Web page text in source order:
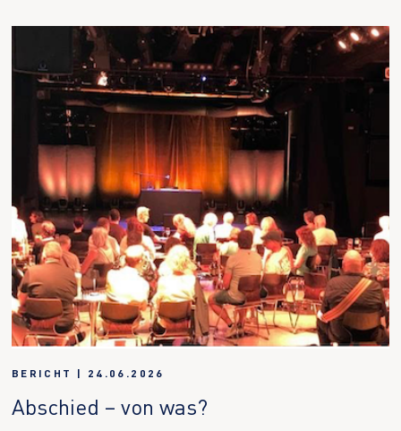
BERICHT | 24.06.2026
Abschied – von was?